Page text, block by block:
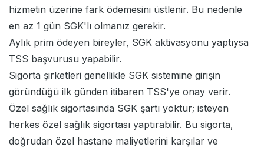
hizmetin üzerine fark ödemesini üstlenir. Bu nedenle
en az 1 gün SGK'lı olmanız gerekir.
Aylık prim ödeyen bireyler, SGK aktivasyonu yaptıysa
TSS başvurusu yapabilir.
Sigorta şirketleri genellikle SGK sistemine girişin
göründüğü ilk günden itibaren TSS'ye onay verir.
Özel sağlık sigortasında SGK şartı yoktur; isteyen
herkes özel sağlık sigortası yaptırabilir. Bu sigorta,
doğrudan özel hastane maliyetlerini karşılar ve